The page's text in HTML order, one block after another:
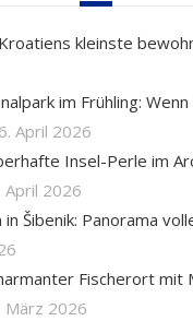
kleinste
im Frühling:
April 2026
Insel-Perle im
April 2026
Šibenik: Panorama
Fischerort mit
März 2026